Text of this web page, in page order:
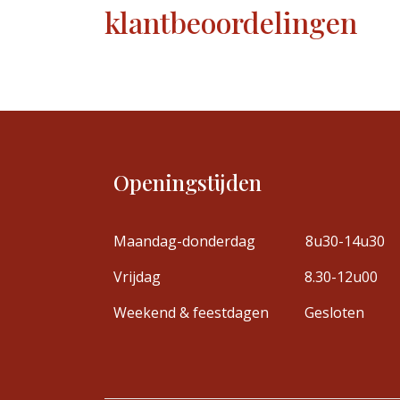
klantbeoordelingen
Openingstijden
Maandag-donderdag
8u30-14u30
Vrijdag
8.30-12u00
Weekend & feestdagen
Gesloten